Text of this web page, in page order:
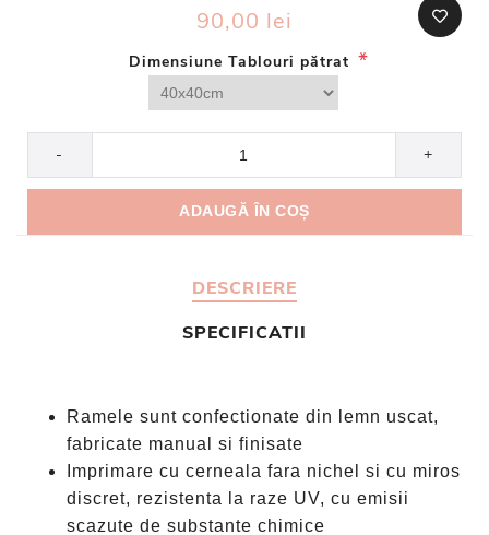
90,00 lei
Dimensiune Tablouri pătrat *
- +
DESCRIERE
SPECIFICATII
Ramele sunt confectionate din lemn uscat,
fabricate manual si finisate
Imprimare cu cerneala fara nichel si cu miros
discret, rezistenta la raze UV, cu emisii
scazute de substante chimice